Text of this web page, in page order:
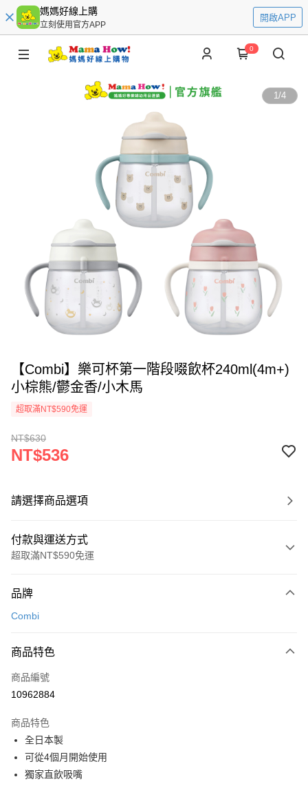
媽媽好線上購
立刻使用官方APP
開啟APP
0
1/4
【Combi】樂可杯第一階段啜飲杯240ml(4m+)
小棕熊/鬱金香/小木馬
超取滿NT$590免運
NT$630
NT$536
請選擇商品選項
付款與運送方式
超取滿NT$590免運
信用卡一次付款
LINE Pay
Apple Pay
悠遊付
Google Pay
AFTEE先享後付
品牌
Combi
商品特色
商品編號
10962884
商品特色
全日本製
可從4個月開始使用
獨家直飲吸嘴